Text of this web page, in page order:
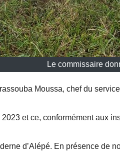
Le commissaire
Moussa, chef du
et ce, conformément aux
d’Alépé. En présence de